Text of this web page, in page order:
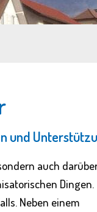
und
auch
Dingen.
Neben einem